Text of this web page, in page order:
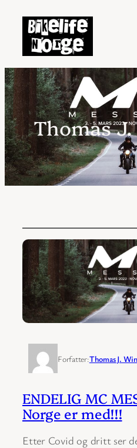
innhold
Thomas
Forfatter:Thomas J.
ENDELIG MC
Norge er med!!!
Etter Covid og dritt ser